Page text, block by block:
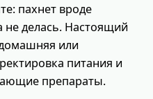
пахнет вроде
делась. Настоящий
или
питания и
препараты.